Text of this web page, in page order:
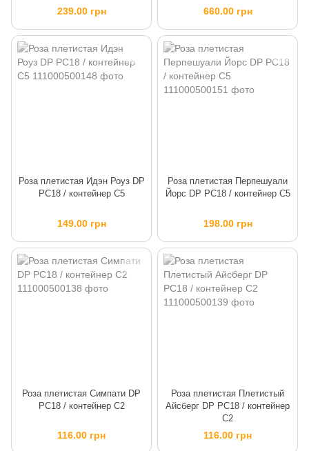
239.00 грн 660.00 грн
Роза плетистая Идэн Роуз DP
PC18 / контейнер C5
149.00 грн
Роза плетистая Перпешуали
Йорс DP PC18 / контейнер C5
198.00 грн
Роза плетистая Симпати DP
PC18 / контейнер C2
116.00 грн
Роза плетистая Плетистый
Айсберг DP PC18 / контейнер
C2
116.00 грн